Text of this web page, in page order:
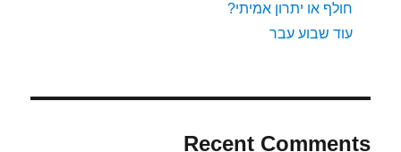
חולף או יתרון אמיתי?
עוד שבוע עבר
Recent Comments